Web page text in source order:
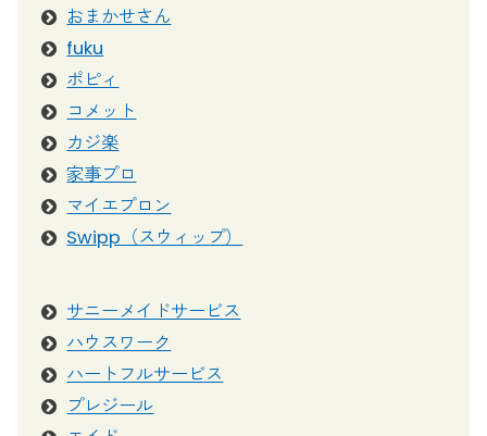
おまかせさん
fuku
ポピィ
コメット
カジ楽
家事プロ
マイエプロン
Swipp（スウィップ）
サニーメイドサービス
ハウスワーク
ハートフルサービス
プレジール